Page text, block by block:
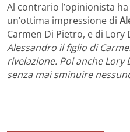
Al contrario l’opinionista
un’ottima impressione di
Carmen Di Pietro, e di Lory
Alessandro il figlio di
rivelazione. Poi anche Lory
senza mai sminuire